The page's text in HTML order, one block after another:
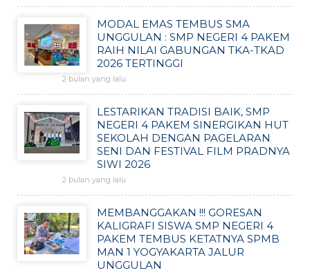
MODAL EMAS TEMBUS SMA
UNGGULAN : SMP NEGERI 4 PAKEM
RAIH NILAI GABUNGAN TKA-TKAD
2026 TERTINGGI
2 bulan yang lalu
LESTARIKAN TRADISI BAIK, SMP
NEGERI 4 PAKEM SINERGIKAN HUT
SEKOLAH DENGAN PAGELARAN
SENI DAN FESTIVAL FILM PRADNYA
SIWI 2026
2 bulan yang lalu
MEMBANGGAKAN !!! GORESAN
KALIGRAFI SISWA SMP NEGERI 4
PAKEM TEMBUS KETATNYA SPMB
MAN 1 YOGYAKARTA JALUR
UNGGULAN